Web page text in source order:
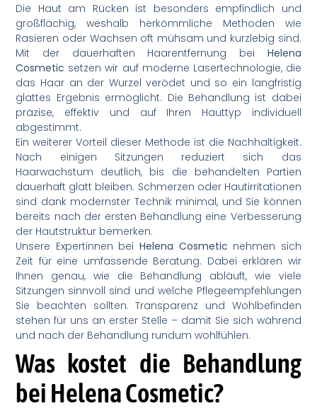
Die Haut am Rücken ist besonders empfindlich und
großflächig, weshalb herkömmliche Methoden wie
Rasieren oder Wachsen oft mühsam und kurzlebig sind.
Mit der dauerhaften Haarentfernung bei Helena
Cosmetic setzen wir auf moderne Lasertechnologie, die
das Haar an der Wurzel verödet und so ein langfristig
glattes Ergebnis ermöglicht. Die Behandlung ist dabei
präzise, effektiv und auf Ihren Hauttyp individuell
abgestimmt.
Ein weiterer Vorteil dieser Methode ist die Nachhaltigkeit.
Nach einigen Sitzungen reduziert sich das
Haarwachstum deutlich, bis die behandelten Partien
dauerhaft glatt bleiben. Schmerzen oder Hautirritationen
sind dank modernster Technik minimal, und Sie können
bereits nach der ersten Behandlung eine Verbesserung
der Hautstruktur bemerken.
Unsere Expertinnen bei Helena Cosmetic nehmen sich
Zeit für eine umfassende Beratung. Dabei erklären wir
Ihnen genau, wie die Behandlung abläuft, wie viele
Sitzungen sinnvoll sind und welche Pflegeempfehlungen
Sie beachten sollten. Transparenz und Wohlbefinden
stehen für uns an erster Stelle – damit Sie sich während
und nach der Behandlung rundum wohlfühlen.
Was kostet die Behandlung
bei Helena Cosmetic?